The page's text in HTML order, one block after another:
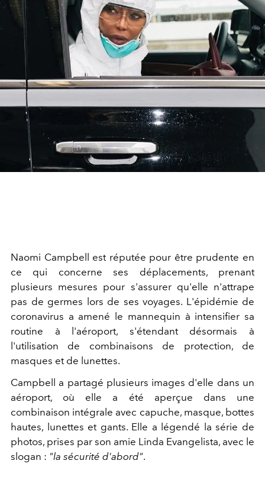
Naomi Campbell est réputée pour être prudente en
ce qui concerne ses déplacements, prenant
plusieurs mesures pour s'assurer qu'elle n'attrape
pas de germes lors de ses voyages. L'épidémie de
coronavirus a amené le mannequin à intensifier sa
routine à l'aéroport, s'étendant désormais à
l'utilisation de combinaisons de protection, de
masques et de lunettes.
Campbell a partagé plusieurs images d'elle dans un
aéroport, où elle a été aperçue dans une
combinaison intégrale avec capuche, masque, bottes
hautes, lunettes et gants. Elle a légendé la série de
photos, prises par son amie Linda Evangelista, avec le
slogan : "la sécurité d'abord".